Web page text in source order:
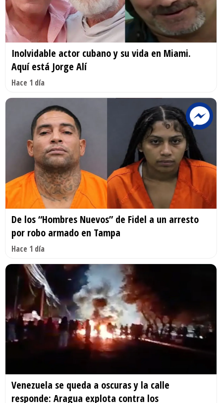
Inolvidable actor cubano y su vida en Miami.
Aquí está Jorge Alí
Hace 1 día
De los “Hombres Nuevos” de Fidel a un arresto
por robo armado en Tampa
Hace 1 día
Venezuela se queda a oscuras y la calle
responde: Aragua explota contra los